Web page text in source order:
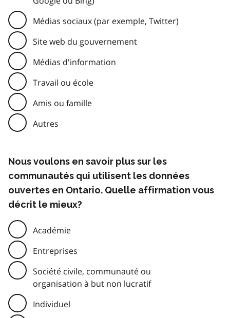
Médias sociaux (par exemple, Twitter)
Site web du gouvernement
Médias d'information
Travail ou école
Amis ou famille
Autres
Nous voulons en savoir plus sur les
communautés qui utilisent les données
ouvertes en Ontario. Quelle affirmation vous
décrit le mieux?
Académie
Entreprises
Société civile, communauté ou
organisation à but non lucratif
Individuel